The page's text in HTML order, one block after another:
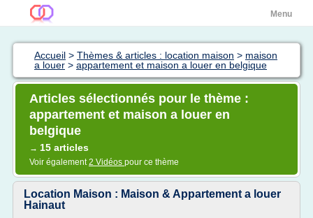
Menu
Accueil > Thèmes & articles : location maison > maison
a louer > appartement et maison a louer en belgique
Articles sélectionnés pour le thème :
appartement et maison a louer en
belgique
→ 15 articles
Voir également2 Vidéos pour ce thème
Location Maison : Maison & Appartement a louer
Hainaut